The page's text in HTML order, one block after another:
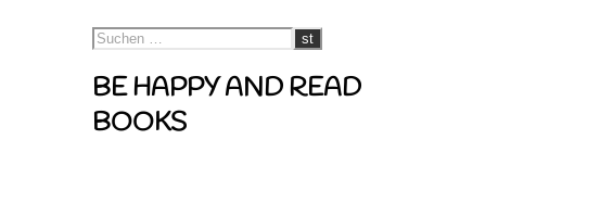
BE HAPPY AND READ
BOOKS